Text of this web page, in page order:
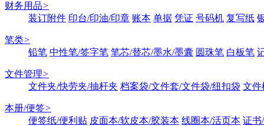
财务用品>
装订附件 印台/印油/印章 账本 单据 凭证 号码机 复写纸
笔类>
铅笔 中性笔/签字笔 笔芯/替芯/墨水/墨囊 圆珠笔 白板笔
文件管理>
文件夹/快劳夹/抽杆夹 档案袋/文件套/文件袋/纽扣袋 文件
本册/便签>
便签纸/便利贴 皮面本/软皮本/胶装本 线圈本/活页本 证书